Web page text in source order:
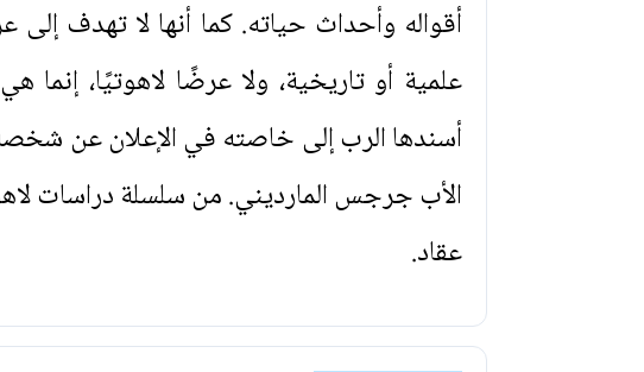
أقواله وأحداث حياته. كما أنها لا
علمية أو تاريخية، ولا عرضًا لاهوتيًا،
أسندها الرب إلى خاصته في الإعلان عن شخصه
الأب جرجس المارديني. من سلسلة دراسات
عقاد.